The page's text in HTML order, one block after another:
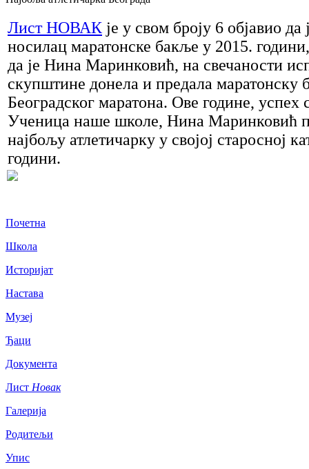
Лист НОВАК је у свом броју 6 објавио
носилац маратонске бакље у 2015.
да је Нина Маринковић, на свечаности
скупштине донела и предала маратонску
Београдског маратона. Ове године, успех
Ученица наше школе, Нина Маринковић
најбољу атлетичарку у својој старосној
години.
Почетна
Школа
Историјат
Настава
Музеј
Ђаци
Документа
Лист Новак
Галерија
Родитељи
Упис